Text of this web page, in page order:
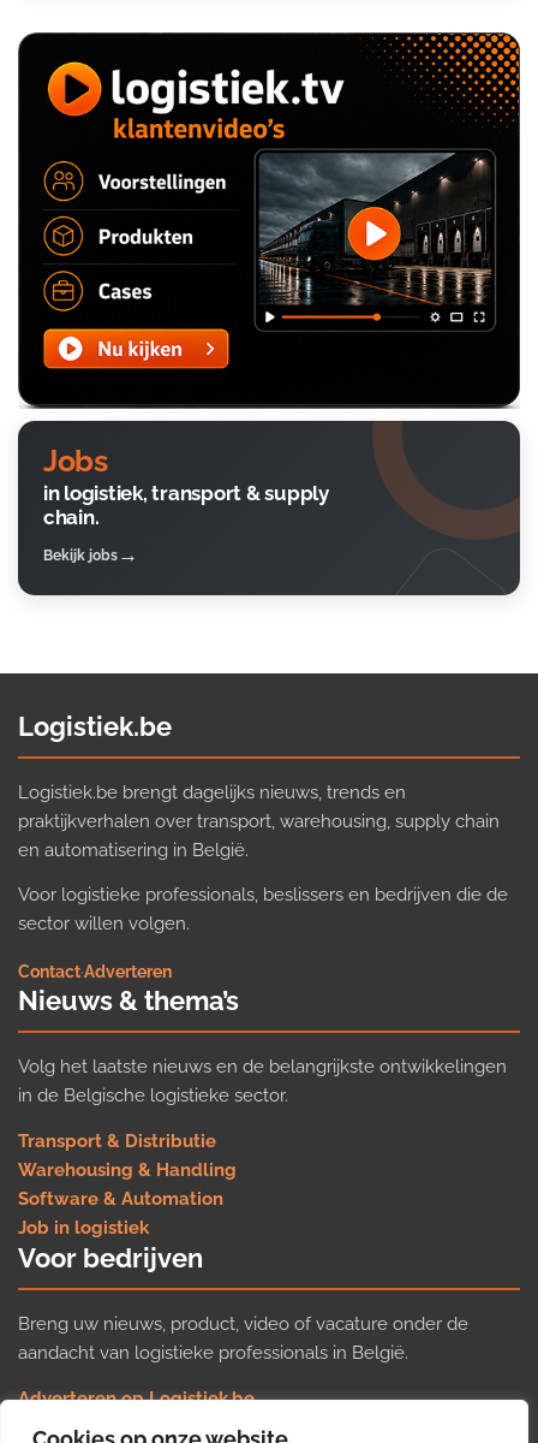
Jobs
in logistiek, transport & supply
chain.
Bekijk jobs
Logistiek.be
Logistiek.be brengt dagelijks nieuws, trends en
praktijkverhalen over transport, warehousing, supply chain
en automatisering in België.
Voor logistieke professionals, beslissers en bedrijven die de
sector willen volgen.
Contact·Adverteren
Nieuws & thema’s
Volg het laatste nieuws en de belangrijkste ontwikkelingen
in de Belgische logistieke sector.
Transport & Distributie
Warehousing & Handling
Software & Automation
Job in logistiek
Voor bedrijven
Breng uw nieuws, product, video of vacature onder de
aandacht van logistieke professionals in België.
Adverteren op Logistiek.be
Nieuws insturen